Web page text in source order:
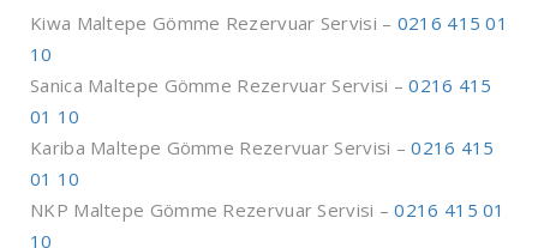
Kiwa Maltepe Gömme Rezervuar Servisi – 0216 415 01
10
Sanica Maltepe Gömme Rezervuar Servisi –0216 415
01 10
Kariba Maltepe Gömme Rezervuar Servisi –0216 415
01 10
NKP Maltepe Gömme Rezervuar Servisi –0216 415 01
10